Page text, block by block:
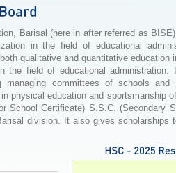
Barisal (here in after referred as
in the field of educational
qualitative and quantitative education
field of educational administration.
committees of schools and
physical education and sportsmanship
School Certificate) S.S.C. (Secondary
division. It also gives scholarships